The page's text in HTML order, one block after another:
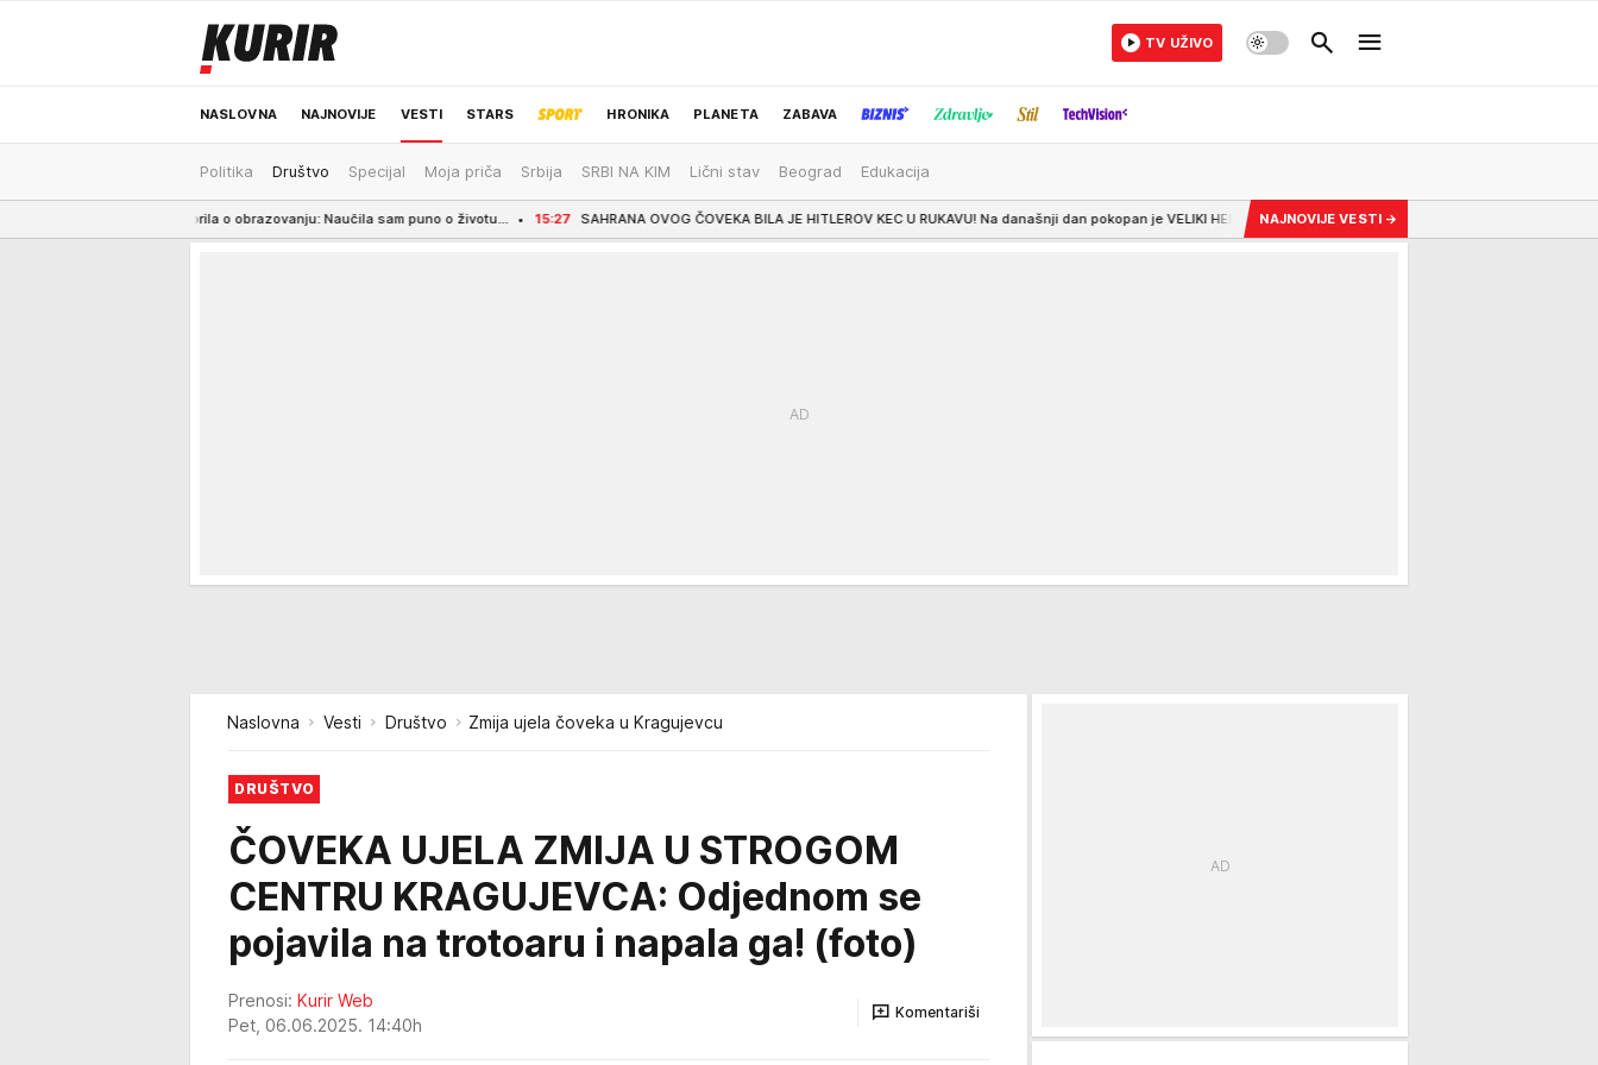
NASLOVNA NAJNOVIJE VESTI STARS HRONIKA PLANETA ZABAVA
ODRŽIVA BUDUĆNOST REGION NEWS IZBOR UREDNIKA
TV UŽIVO
Politika Društvo Specijal Moja priča Srbija SRBI NA KIM Lični stav Beograd Edukacija
progovorila o obrazovanju: Naučila sam puno o životu... 15:27 SAHRANA OVOG ČOVEKA BILA JE HITLEROV KEC U RUKAVU! Na današnji dan pokopan je VELIKI HEROJ nemačkog naroda, a "Adi" je savršeno iskoristio trenutak! (VIDEO)
NAJNOVIJE VESTI →
Naslovna Vesti Društvo Zmija ujela čoveka u Kragujevcu
DRUŠTVO
ČOVEKA UJELA ZMIJA U STROGOM
CENTRU KRAGUJEVCA: Odjednom se
pojavila na trotoaru i napala ga! (foto)
Prenosi: Kurir Web
Pet, 06.06.2025. 14:40h
Komentariši